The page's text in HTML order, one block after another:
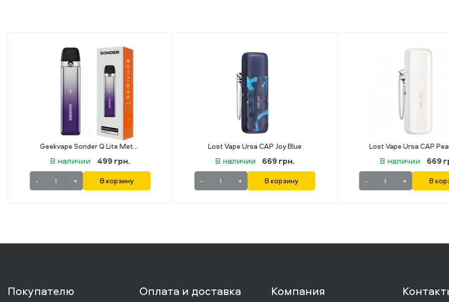
Lost Vape Ursa CAP Joy Blue
В наличии 669 грн.
- + В корзину
Lost Vape Ursa CAP Pearl White
В наличии 669 грн.
- + В корзину
В наличии 499
- + В
Покупателю Оплата и доставка Компания